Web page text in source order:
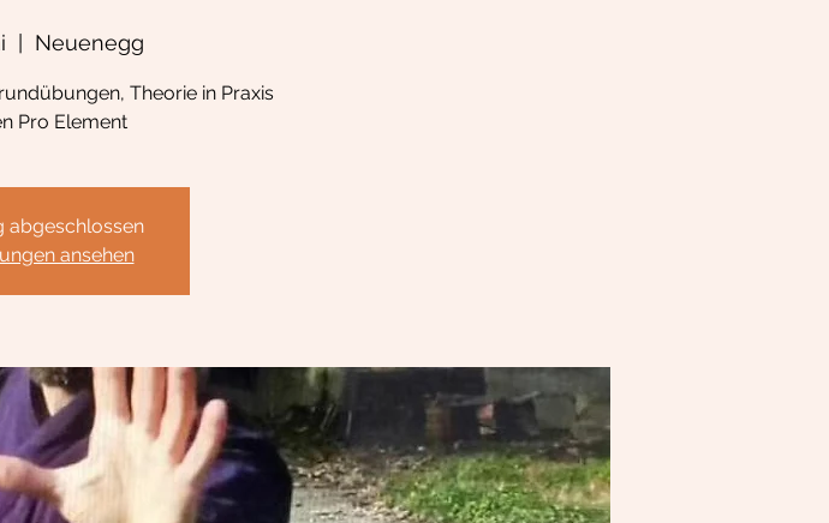
  |
Neuenegg
Theorie in Praxis
Pro Element
abgeschlossen
ansehen